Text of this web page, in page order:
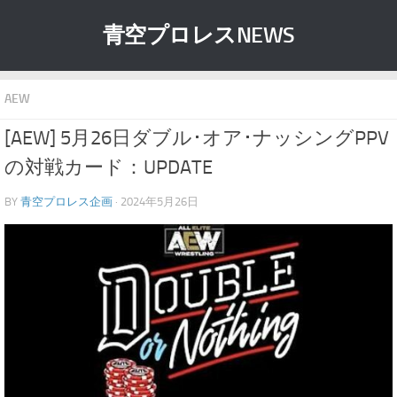
青空プロレスNEWS
AEW
[AEW] 5月26日ダブル･オア･ナッシングPPV
の対戦カード：UPDATE
BY 青空プロレス企画 · 2024年5月26日